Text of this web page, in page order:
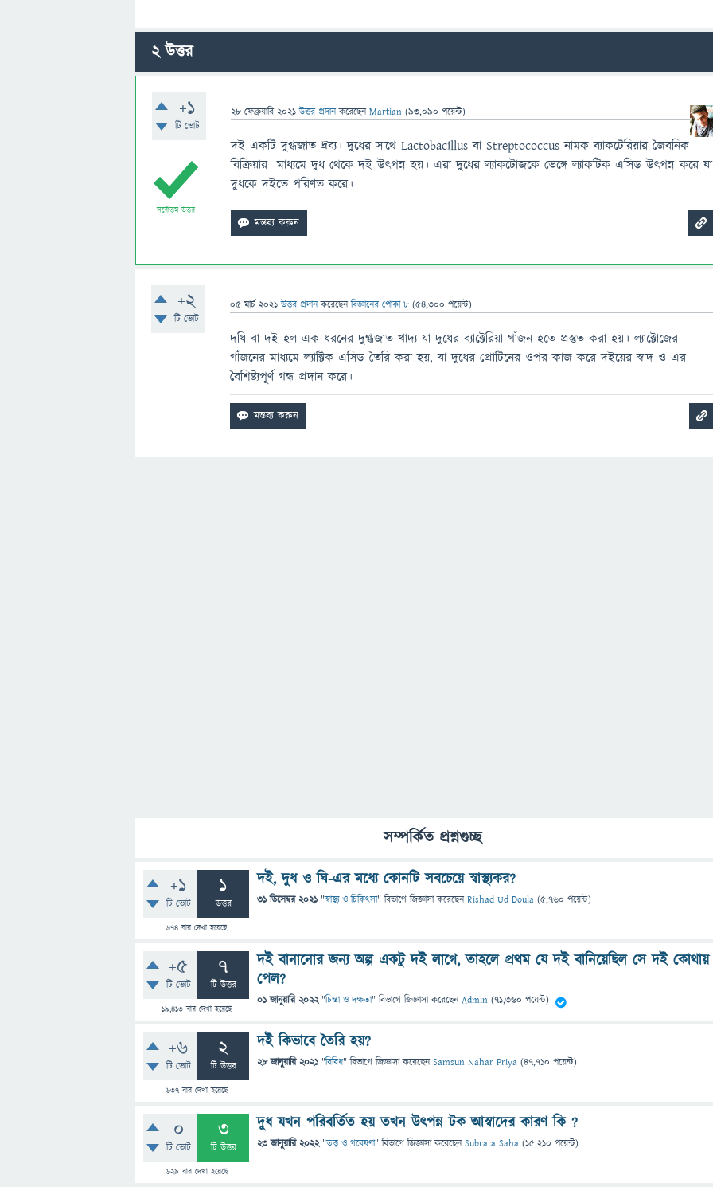
2উত্তর
+1
টি ভোট
28 ফেব্রুয়ারি 2021 উত্তর প্রদান করেছেনMartian (93,090 পয়েন্ট)
সর্বোত্তম উত্তর
দই একটি দুগ্ধজাত দ্রব্য। দুধের সাথে Lactobacillus বা Streptococcus নামক ব্যাকটেরিয়ার জৈবনিক
বিক্রিয়ার মাধ্যমে দুধ থেকে দই উৎপন্ন হয়। এরা দুধের ল্যাকটোজকে ভেঙ্গে ল্যাকটিক এসিড উৎপন্ন করে যা
দুধকে দইতে পরিণত করে।
+2
টি ভোট
05 মার্চ 2021 উত্তর প্রদান করেছেনবিজ্ঞানের পোকা ৮ (54,300 পয়েন্ট)
দধি বা দই হল এক ধরনের দুগ্ধজাত খাদ্য যা দুধের ব্যাক্টেরিয়া গাঁজন হতে প্রস্তুত করা হয়। ল্যাক্টোজের
গাঁজনের মাধ্যমে ল্যাক্টিক এসিড তৈরি করা হয়, যা দুধের প্রোটিনের ওপর কাজ করে দইয়ের স্বাদ ও এর
বৈশিষ্ট্যপূর্ণ গন্ধ প্রদান করে।
সম্পর্কিত প্রশ্নগুচ্ছ
+1
টি ভোট
1
উত্তর
674 বার দেখা হয়েছে
দই, দুধ ও ঘি-এর মধ্যে কোনটি সবচেয়ে স্বাস্থ্যকর?
31 ডিসেম্বর 2021 "স্বাস্থ্য ও চিকিৎসা" বিভাগে জিজ্ঞাসাকরেছেনRishad Ud Doula (5,760 পয়েন্ট)
+5
টি ভোট
7
টি উত্তর
19,413বার দেখা হয়েছে
দই বানানোর জন্য অল্প একটু দই লাগে, তাহলে প্রথম যে দই বানিয়েছিল সে দই কোথায়
পেল?
01 জানুয়ারি 2022 "চিন্তা ও দক্ষতা" বিভাগে জিজ্ঞাসাকরেছেনAdmin (71,360 পয়েন্ট)
+6
টি ভোট
2
টি উত্তর
637বার দেখা হয়েছে
দই কিভাবে তৈরি হয়?
28 জানুয়ারি 2021 "বিবিধ" বিভাগে জিজ্ঞাসাকরেছেনSamsun Nahar Priya (47,710 পয়েন্ট)
0
টি ভোট
3
টি উত্তর
629 বার দেখা হয়েছে
দুধ যখন পরিবর্তিত হয় তখন উৎপন্ন টক আস্বাদের কারণ কি ?
23 জানুয়ারি 2022 "তত্ত্ব ও গবেষণা" বিভাগে জিজ্ঞাসাকরেছেনSubrata Saha (15,210 পয়েন্ট)